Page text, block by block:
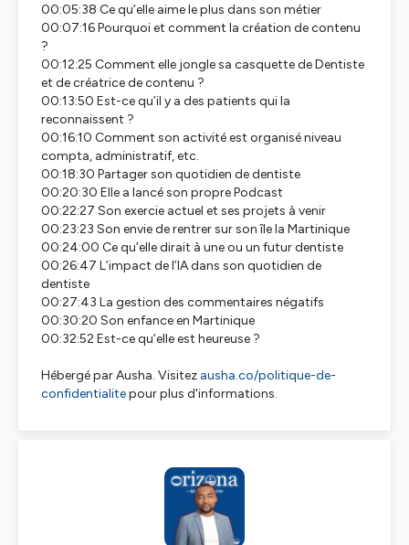
00:05:38 Ce qu’elle aime le plus dans son métier
00:07:16 Pourquoi et comment la création de contenu
?
00:12:25 Comment elle jongle sa casquette de Dentiste
et de créatrice de contenu ?
00:13:50 Est-ce qu’il y a des patients qui la
reconnaissent ?
00:16:10 Comment son activité est organisé niveau
compta, administratif, etc.
00:18:30 Partager son quotidien de dentiste
00:20:30 Elle a lancé son propre Podcast
00:22:27 Son exercie actuel et ses projets à venir
00:23:23 Son envie de rentrer sur son île la Martinique
00:24:00 Ce qu’elle dirait à une ou un futur dentiste
00:26:47 L’impact de l’IA dans son quotidien de
dentiste
00:27:43 La gestion des commentaires négatifs
00:30:20 Son enfance en Martinique
00:32:52 Est-ce qu’elle est heureuse ?
Hébergé par Ausha. Visitez ausha.co/politique-de-
confidentialitepour plus d'informations.